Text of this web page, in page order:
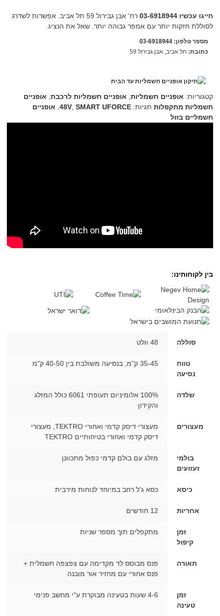
חייגו עכשיו 03-6918944
רח' אבן גבירול 59 תל אביב. אפשרות לשדרג
לסוללת חזקות יותר עם אמפר גבוהה יותר. שאל את הנציג.
מספר טלפון:
כתובת: תל אביב, אבן גבירול 59
קטגוריות: אופניים חשמליות, אופניים חשמליות לרכבת, אופניים
חשמליות מתקפלות תגיות: 48V, SMART UFORCE
, אופניים
חשמליים בזול
בין לקוחותינו:
סוללה 48 וולט
טווח
נסיעה
35-45 ק"מ, בנסיעה משולבת בין 40-50 ק"מ
שלדה
100% אלומיניום תעופתי 6061 כולל המזלג
והקידון
מעצורים
מעצורי דיסק קדמי ואחורי TEKTRO, מעצורי
דיסק קדמי ואחורי בטיחותיים TEKTRO
בולמי
זעזועים
מזלג עם בולם קדמי כפול מתכוונן
כיסא כסא ג'ל רחב במיוחד לנוחות מירבית
אחריות 12 חודשים
זמן
קיפול
מתקפלים תוך מספר שניות
תאורה
פנס מבוסס לד מקדימה עם צפצפה חשמלית +
פנס אחורי עם מחזיר אור מובנה
זמן
טעינה
4-6 שעות בטעינה מבוקרת ע"י מחשב פנימי